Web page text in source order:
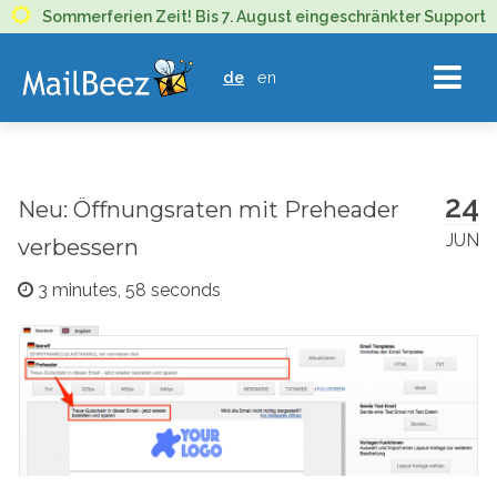
MAILBEEZ
ECOMMERCE
EMAIL
MARKETING
de en
24
JUN
Neu: Öffnungsraten mit Preheader
verbessern
3 minutes, 58 seconds
Sommerferien Zeit! Bis 7. August eingeschränkter Support